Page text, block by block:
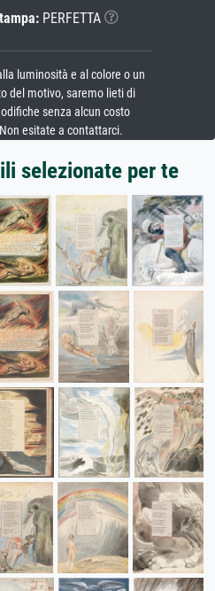
PERFETTA
luminosità e al colore o un
del motivo, saremo lieti di
senza alcun costo
esitate a contattarci.
selezionate per te